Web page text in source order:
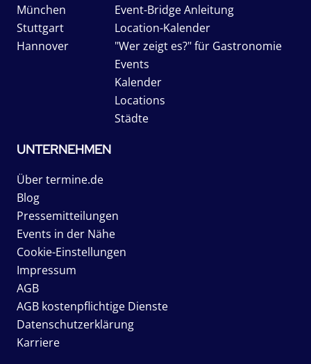
München
Stuttgart
Hannover
Event-Bridge Anleitung
Location-Kalender
"Wer zeigt es?" für Gastronomie
Events
Kalender
Locations
Städte
UNTERNEHMEN
Über termine.de
Blog
Pressemitteilungen
Events in der Nähe
Cookie-Einstellungen
Impressum
AGB
AGB kostenpflichtige Dienste
Datenschutzerklärung
Karriere